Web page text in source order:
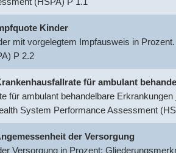
Kinder
mit vorgelegtem Impfausweis in
P 2.2
für ambulant
für ambulant behandelbare
System Performance Assessment
der Versorgung
Versorgung in Prozent: